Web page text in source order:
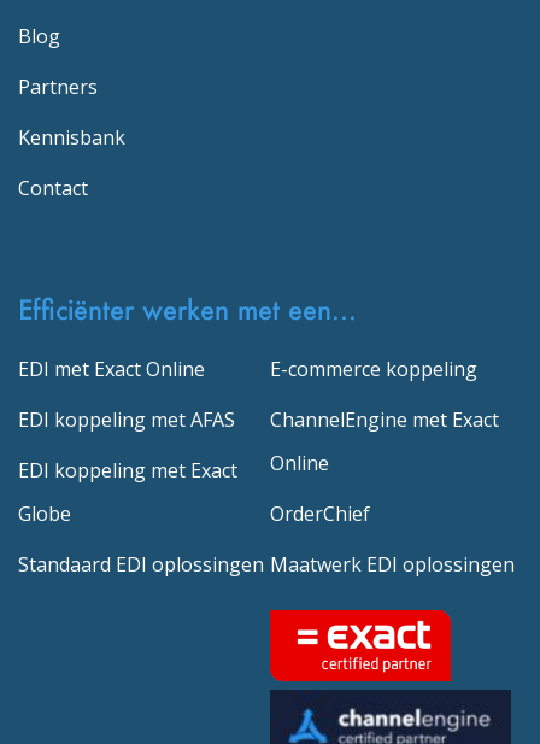
Blog
Partners
Kennisbank
Contact
Efficiënter werken met een...
EDI met Exact Online
EDI koppeling met AFAS
EDI koppeling met Exact
Globe
Standaard EDI oplossingen
E-commerce koppeling
ChannelEngine met Exact
Online
OrderChief
Maatwerk EDI oplossingen